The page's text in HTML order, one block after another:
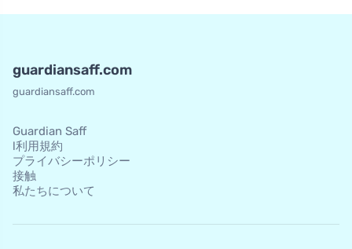
guardiansaff.com
guardiansaff.com
Guardian Saff
l利用規約
プライバシーポリシー
接触
私たちについて